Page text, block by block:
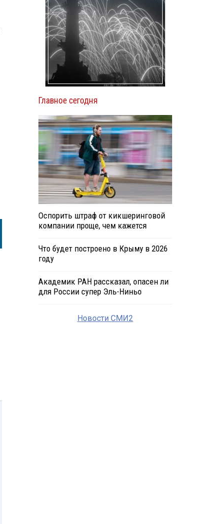
Главное сегодня
Оспорить штраф от кикшеринговой
компании проще, чем кажется
Что будет построено в Крыму в 2026
году
Академик РАН рассказал, опасен ли
для России супер Эль-Ниньо
Новости СМИ2